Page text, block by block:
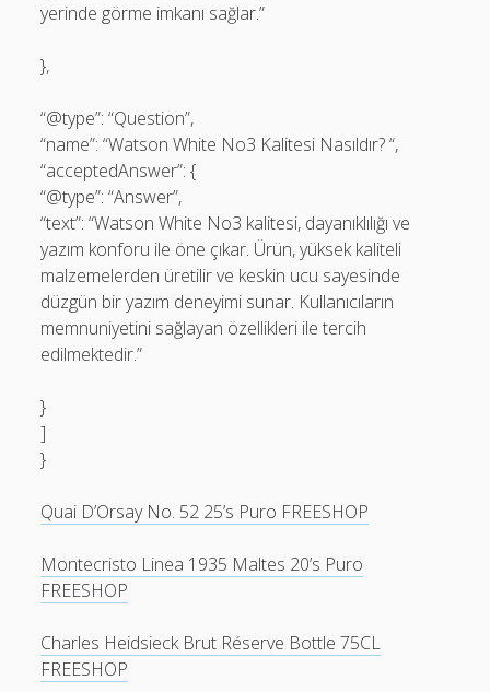
yerinde görme imkanı sağlar.”
},
“@type”: “Question”,
“name”: “Watson White No3 Kalitesi Nasıldır? “,
“acceptedAnswer”: {
“@type”: “Answer”,
“text”: “Watson White No3 kalitesi, dayanıklılığı ve
yazım konforu ile öne çıkar. Ürün, yüksek kaliteli
malzemelerden üretilir ve keskin ucu sayesinde
düzgün bir yazım deneyimi sunar. Kullanıcıların
memnuniyetini sağlayan özellikleri ile tercih
edilmektedir.”
}
]
}
Quai D’Orsay No. 52 25’s Puro FREESHOP
Montecristo Linea 1935 Maltes 20’s Puro
FREESHOP
Charles Heidsieck Brut Réserve Bottle 75CL
FREESHOP